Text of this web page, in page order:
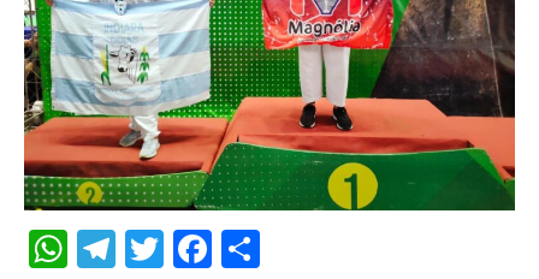
WhatsApp
Telegram
TwitterFacebook